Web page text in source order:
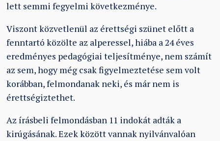
lett semmi fegyelmi következménye.
Viszont közvetlenül az érettségi szünet előtt a
fenntartó közölte az alperessel, hiába a 24 éves
eredményes pedagógiai teljesítménye, nem számít
az sem, hogy még csak figyelmeztetése sem volt
korábban, felmondanak neki, és már nem is
érettségiztethet.
Az írásbeli felmondásban 11 indokát adták a
kirúgásának. Ezek között vannak nyilvánvalóan